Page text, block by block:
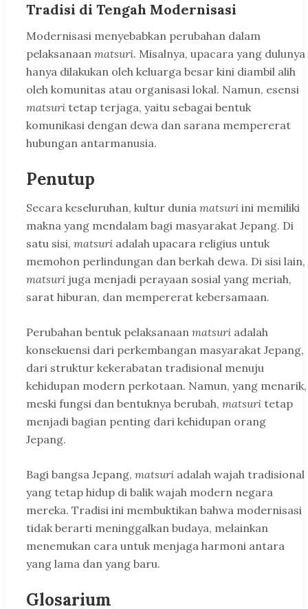
Tradisi di Tengah Modernisasi
Modernisasi menyebabkan perubahan dalam
pelaksanaan matsuri. Misalnya, upacara yang dulunya
hanya dilakukan oleh keluarga besar kini diambil alih
oleh komunitas atau organisasi lokal. Namun, esensi
matsuri tetap terjaga, yaitu sebagai bentuk
komunikasi dengan dewa dan sarana mempererat
hubungan antarmanusia.
Penutup
Secara keseluruhan, kultur dunia matsuri ini memiliki
makna yang mendalam bagi masyarakat Jepang. Di
satu sisi, matsuri adalah upacara religius untuk
memohon perlindungan dan berkah dewa. Di sisi lain,
matsuri juga menjadi perayaan sosial yang meriah,
sarat hiburan, dan mempererat kebersamaan.
Perubahan bentuk pelaksanaan matsuri adalah
konsekuensi dari perkembangan masyarakat Jepang,
dari struktur kekerabatan tradisional menuju
kehidupan modern perkotaan. Namun, yang menarik,
meski fungsi dan bentuknya berubah, matsuri tetap
menjadi bagian penting dari kehidupan orang
Jepang.
Bagi bangsa Jepang, matsuri adalah wajah tradisional
yang tetap hidup di balik wajah modern negara
mereka. Tradisi ini membuktikan bahwa modernisasi
tidak berarti meninggalkan budaya, melainkan
menemukan cara untuk menjaga harmoni antara
yang lama dan yang baru.
Glosarium